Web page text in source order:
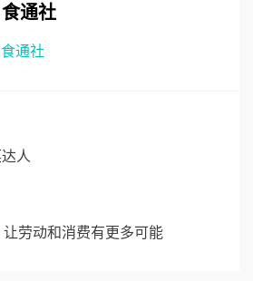
食通社
通社
人
劳动和消费有更多可能